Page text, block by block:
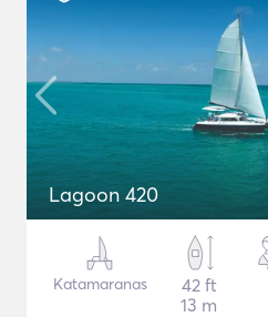
Lagoon 420
Katamaranas
42 ft
13 m